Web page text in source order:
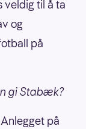
veldig til å ta
og
på
gi Stabæk?
på